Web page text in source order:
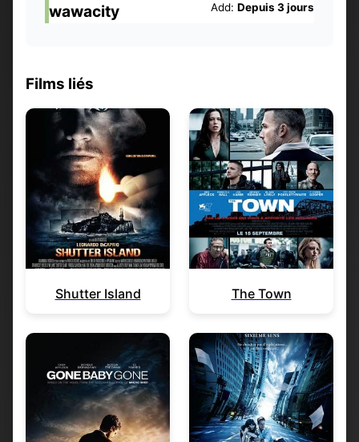
wawacity
Add: Depuis 3 jours
Films liés
Shutter Island The Town